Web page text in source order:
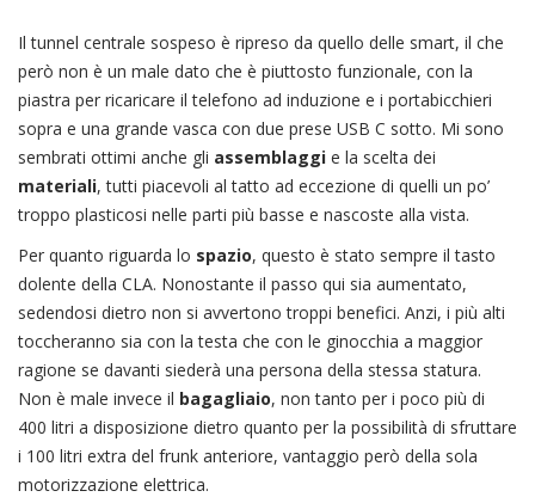
Il tunnel centrale sospeso è ripreso da quello delle smart, il che
però non è un male dato che è piuttosto funzionale, con la
piastra per ricaricare il telefono ad induzione e i portabicchieri
sopra e una grande vasca con due prese USB C sotto. Mi sono
sembrati ottimi anche gli assemblaggi e la scelta dei
materiali, tutti piacevoli al tatto ad eccezione di quelli un po’
troppo plasticosi nelle parti più basse e nascoste alla vista.
Per quanto riguarda lo spazio, questo è stato sempre il tasto
dolente della CLA. Nonostante il passo qui sia aumentato,
sedendosi dietro non si avvertono troppi benefici. Anzi, i più alti
toccheranno sia con la testa che con le ginocchia a maggior
ragione se davanti siederà una persona della stessa statura.
Non è male invece il bagagliaio, non tanto per i poco più di
400 litri a disposizione dietro quanto per la possibilità di sfruttare
i 100 litri extra del frunk anteriore, vantaggio però della sola
motorizzazione elettrica.